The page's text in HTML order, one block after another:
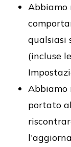
Abbiamo
qualsiasi
(incluse
Abbiamo
portato